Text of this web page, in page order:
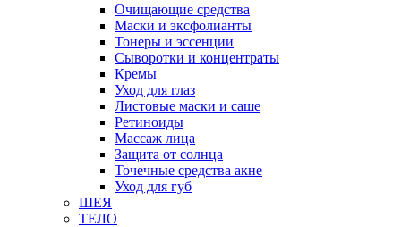
Очищающие средства
Маски и эксфолианты
Тонеры и эссенции
Сыворотки и концентраты
Кремы
Уход для глаз
Листовые маски и саше
Ретиноиды
Массаж лица
Защита от солнца
Точечные средства акне
Уход для губ
ШЕЯ
ТЕЛО